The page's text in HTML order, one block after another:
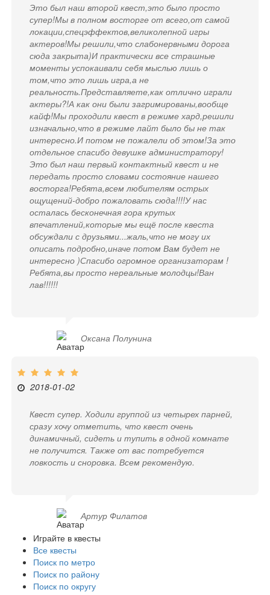
Это был наш второй квест,это было просто
супер!Мы в полном восторге от всего,от самой
локации,спецэффектов,великолепной игры
актеров!Мы решили,что слабонервными дорога
сюда закрыта)И практически все страшные
моменты успокаивали себя мыслью лишь о
том,что это лишь игра,а не
реальность.Представляете,как отлично играли
актеры?!А как они были загримированы,вообще
кайф!Мы проходили квест в режиме хард,решили
изначально,что в режиме лайт было бы не так
интересно.И потом не пожалели об этом!За это
отдельное спасибо девушке администратору!
Это был наш первый контактный квест и не
передать просто словами состояние нашего
восторга!Ребята,всем любителям острых
ощущений-добро пожаловать сюда!!!!У нас
осталась бесконечная гора крутых
впечатлений,которые мы ещё после квеста
обсуждали с друзьями...жаль,что не могу их
описать подробно,иначе потом Вам будет не
интересно )Спасибо огромное организаторам !
Ребята,вы просто нереальные молодцы!Ван
лав!!!!!!
Оксана Полунина
2018-01-02
Квест супер. Ходили группой из четырех парней,
сразу хочу отметить, что квест очень
динамичный, сидеть и тупить в одной комнате
не получится. Также от вас потребуется
ловкость и сноровка. Всем рекомендую.
Артур Филатов
Играйте в квесты
Все квесты
Поиск по метро
Поиск по району
Поиск по округу